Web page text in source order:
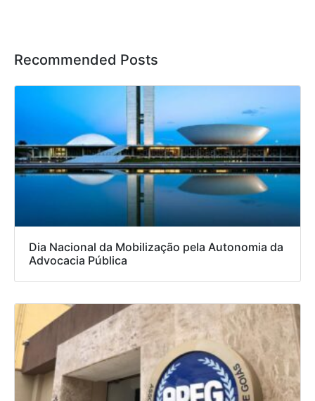
Recommended Posts
Dia Nacional da Mobilização pela Autonomia da
Advocacia Pública